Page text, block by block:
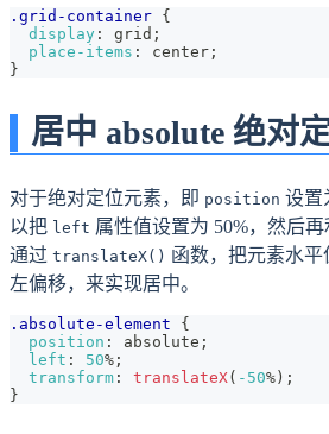
.grid-container {
display : grid ;
place-items : center ;
}
居中 absolute 绝对
对于绝对定位元素，即 position 设置
以把 left 属性值设置为 50%，然后再
通过 translateX() 函数，把元素水平
左偏移，来实现居中。
.absolute-element
{
position : absolute ;
left : 50% ;
transform : translateX( -50% ) ;
}